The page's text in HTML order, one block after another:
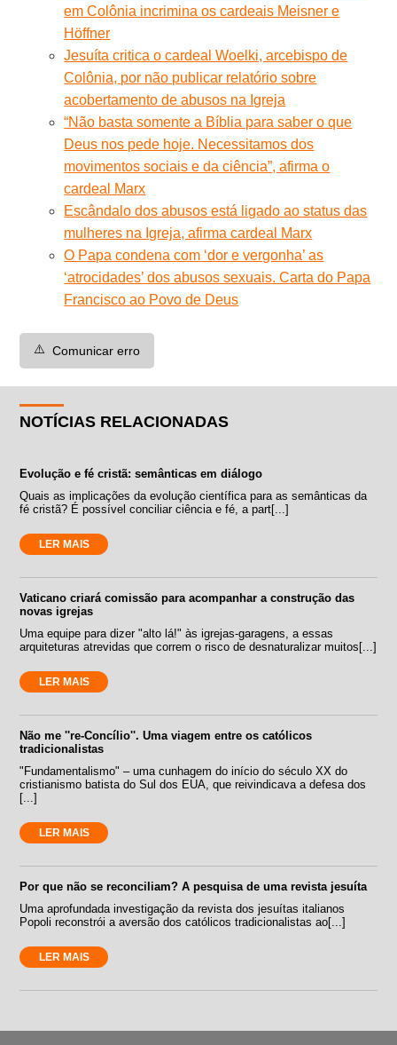
em Colônia incrimina os cardeais Meisner e
Höffner
Jesuíta critica o cardeal Woelki, arcebispo de
Colônia, por não publicar relatório sobre
acobertamento de abusos na Igreja
“Não basta somente a Bíblia para saber o que
Deus nos pede hoje. Necessitamos dos
movimentos sociais e da ciência”, afirma o
cardeal Marx
Escândalo dos abusos está ligado ao status das
mulheres na Igreja, afirma cardeal Marx
O Papa condena com ‘dor e vergonha’ as
‘atrocidades’ dos abusos sexuais. Carta do Papa
Francisco ao Povo de Deus
⚠️ Comunicar erro
NOTÍCIAS RELACIONADAS
Evolução e fé cristã: semânticas em diálogo
Quais as implicações da evolução científica para as semânticas da
fé cristã? É possível conciliar ciência e fé, a part[...]
LER MAIS
Vaticano criará comissão para acompanhar a construção das
novas igrejas
Uma equipe para dizer "alto lá!" às igrejas-garagens, a essas
arquiteturas atrevidas que correm o risco de desnaturalizar muitos[...]
LER MAIS
Não me ''re-Concílio''. Uma viagem entre os católicos
tradicionalistas
"Fundamentalismo" – uma cunhagem do início do século XX do
cristianismo batista do Sul dos EUA, que reivindicava a defesa dos
[...]
LER MAIS
Por que não se reconciliam? A pesquisa de uma revista jesuíta
Uma aprofundada investigação da revista dos jesuítas italianos
Popoli reconstrói a aversão dos católicos tradicionalistas ao[...]
LER MAIS